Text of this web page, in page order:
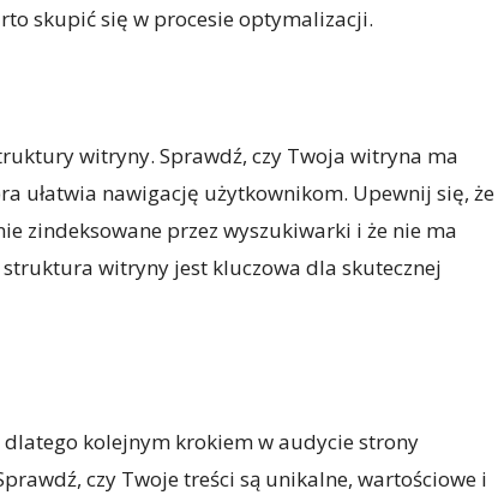
skupić się w procesie optymalizacji.
witryny. Sprawdź, czy Twoja witryna ma
ułatwia nawigację użytkownikom. Upewnij się, że
zindeksowane przez wyszukiwarki i że nie ma
witryny jest kluczowa dla skutecznej
dlatego kolejnym krokiem w audycie strony
czy Twoje treści są unikalne, wartościowe i